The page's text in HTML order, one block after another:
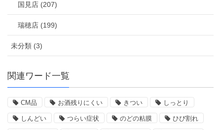
国見店 (207)
瑞穂店 (199)
未分類 (3)
関連ワード一覧
CM品 お酒残りにくい きつい しっとり
しんどい つらい症状 のどの粘膜 ひび割れ